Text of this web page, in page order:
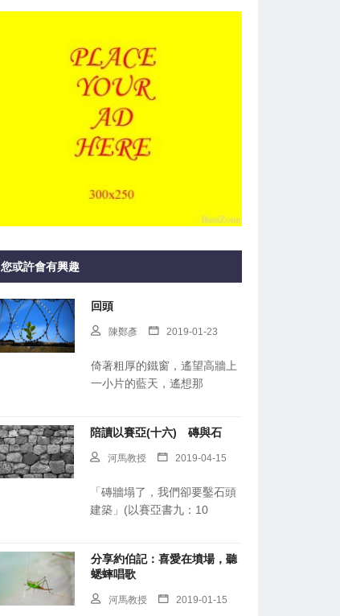
您或許會有興趣
回頭
陳鄭彥 2019-01-23
倚著粗厚的鐵窗，遙望高牆上
一小片的藍天，遙想那
陪讀以賽亞(十六) 磚與石
河馬教授 2019-04-15
「磚牆塌了，我們卻要鑿石頭
建築」(以賽亞書九：10
分享約伯記：喜愛在墳場，聽
蟋蟀唱歌
河馬教授 2019-01-15